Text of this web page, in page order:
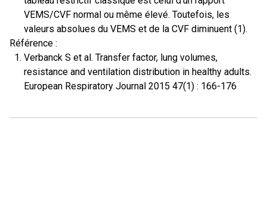
VEMS/CVF normal ou même élevé. Toutefois, les
valeurs absolues du VEMS et de la CVF diminuent (1).
Référence :
Verbanck S et al. Transfer factor, lung volumes,
resistance and ventilation distribution in healthy adults.
European Respiratory Journal 2015 47(1) : 166-176